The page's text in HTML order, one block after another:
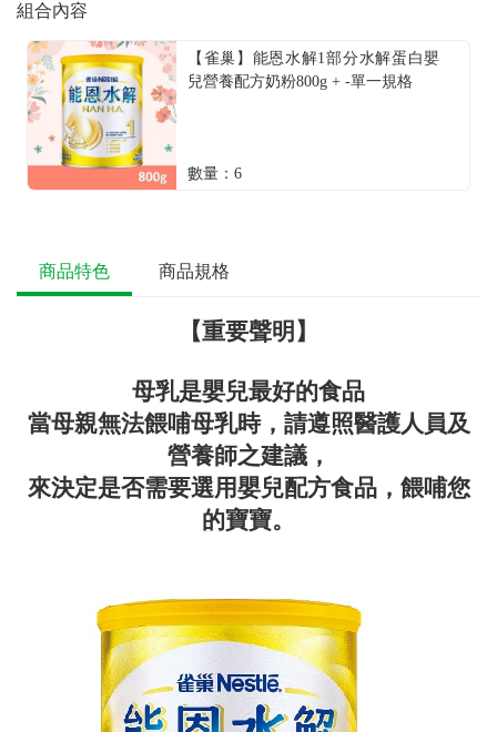
組合內容
【雀巢】能恩水解1部分水解蛋白嬰
兒營養配方奶粉800g + -單一規格
數量：6
商品特色 商品規格
【重要聲明】
母乳是嬰兒最好的食品
當母親無法餵哺母乳時，請遵照醫護人員及
營養師之建議，
來決定是否需要選用嬰兒配方食品，餵哺您
的寶寶。